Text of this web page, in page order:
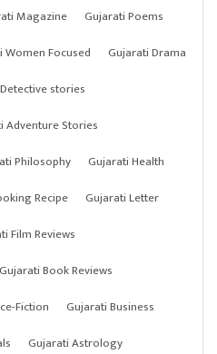
Magazine
Gujarati Poems
Women Focused
Gujarati Drama
stories
Adventure Stories
Philosophy
Gujarati Health
Recipe
Gujarati Letter
Film Reviews
Gujarati Book Reviews
Fiction
Gujarati Business
Gujarati Astrology